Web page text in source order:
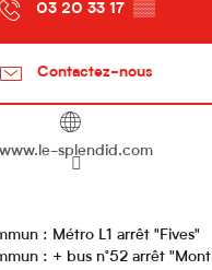
03 20 33 17 ▒▒
Contactez-nous
www.le-splendid.com
: Métro L1 arrêt "Fives"
: + bus n°52 arrêt